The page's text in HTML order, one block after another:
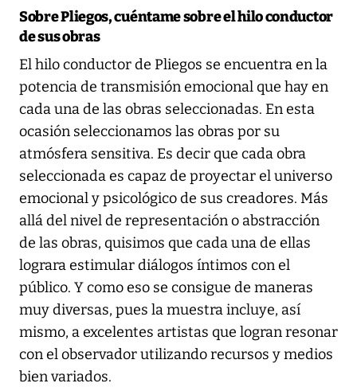
Sobre Pliegos, cuéntame sobre el hilo conductor
de sus obras
El hilo conductor de Pliegos se encuentra en la
potencia de transmisión emocional que hay en
cada una de las obras seleccionadas. En esta
ocasión seleccionamos las obras por su
atmósfera sensitiva. Es decir que cada obra
seleccionada es capaz de proyectar el universo
emocional y psicológico de sus creadores. Más
allá del nivel de representación o abstracción
de las obras, quisimos que cada una de ellas
lograra estimular diálogos íntimos con el
público. Y como eso se consigue de maneras
muy diversas, pues la muestra incluye, así
mismo, a excelentes artistas que logran resonar
con el observador utilizando recursos y medios
bien variados.